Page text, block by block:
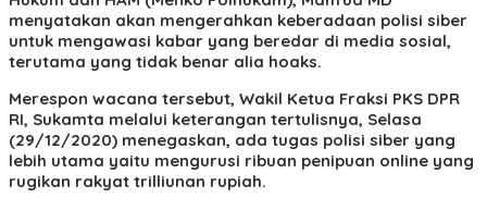
menyatakan akan mengerahkan keberadaan polisi siber
untuk mengawasi kabar yang beredar di media sosial,
terutama yang tidak benar alia hoaks.
Merespon wacana tersebut, Wakil Ketua Fraksi PKS DPR
RI, Sukamta melalui keterangan tertulisnya, Selasa
(29/12/2020) menegaskan, ada tugas polisi siber yang
lebih utama yaitu mengurusi ribuan penipuan online yang
rugikan rakyat trilliunan rupiah.